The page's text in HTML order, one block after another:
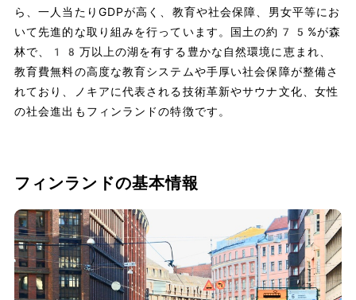
ら、一人当たりGDPが高く、教育や社会保障、男女平等にお
いて先進的な取り組みを行っています。国土の約75%が森
林で、18万以上の湖を有する豊かな自然環境に恵まれ、
教育費無料の高度な教育システムや手厚い社会保障が整備さ
れており、ノキアに代表される技術革新やサウナ文化、女性
の社会進出もフィンランドの特徴です。
フィンランドの基本情報